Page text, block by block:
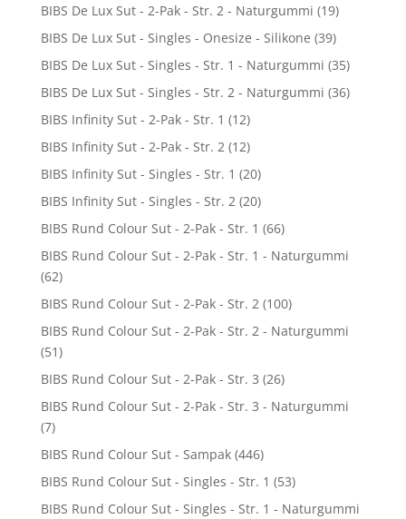
BIBS De Lux Sut - 2-Pak - Str. 2 - Naturgummi (19)
BIBS De Lux Sut - Singles - Onesize - Silikone (39)
BIBS De Lux Sut - Singles - Str. 1 - Naturgummi (35)
BIBS De Lux Sut - Singles - Str. 2 - Naturgummi (36)
BIBS Infinity Sut - 2-Pak - Str. 1 (12)
BIBS Infinity Sut - 2-Pak - Str. 2 (12)
BIBS Infinity Sut - Singles - Str. 1 (20)
BIBS Infinity Sut - Singles - Str. 2 (20)
BIBS Rund Colour Sut - 2-Pak - Str. 1 (66)
BIBS Rund Colour Sut - 2-Pak - Str. 1 - Naturgummi
(62)
BIBS Rund Colour Sut - 2-Pak - Str. 2 (100)
BIBS Rund Colour Sut - 2-Pak - Str. 2 - Naturgummi
(51)
BIBS Rund Colour Sut - 2-Pak - Str. 3 (26)
BIBS Rund Colour Sut - 2-Pak - Str. 3 - Naturgummi
(7)
BIBS Rund Colour Sut - Sampak (446)
BIBS Rund Colour Sut - Singles - Str. 1 (53)
BIBS Rund Colour Sut - Singles - Str. 1 - Naturgummi